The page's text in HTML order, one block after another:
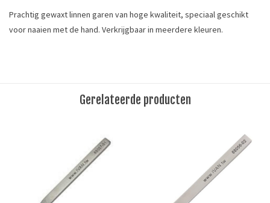
Prachtig gewaxt linnen garen van hoge kwaliteit, speciaal geschikt
voor naaien met de hand. Verkrijgbaar in meerdere kleuren.
Materiaal:100% linnen
linnen garen
Gerelateerde producten